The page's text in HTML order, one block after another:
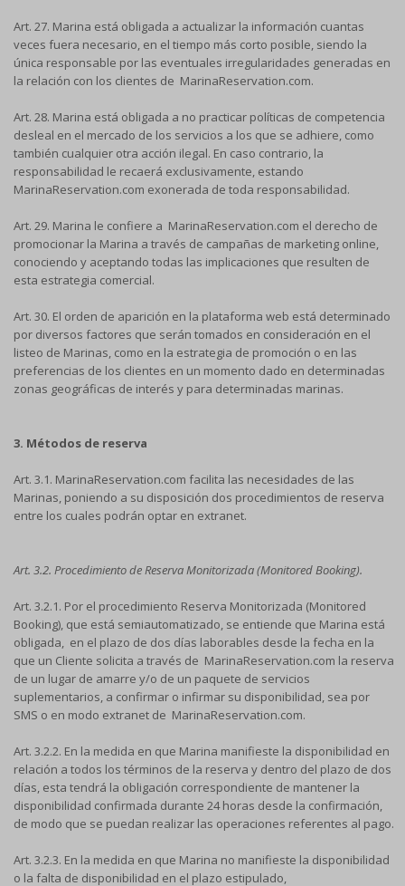
Art. 27. Marina está obligada a actualizar la información cuantas
veces fuera necesario, en el tiempo más corto posible, siendo la
única responsable por las eventuales irregularidades generadas en
la relación con los clientes de MarinaReservation.com.
Art. 28. Marina está obligada a no practicar políticas de competencia
desleal en el mercado de los servicios a los que se adhiere, como
también cualquier otra acción ilegal. En caso contrario, la
responsabilidad le recaerá exclusivamente, estando
MarinaReservation.com exonerada de toda responsabilidad.
Art. 29. Marina le confiere a MarinaReservation.com el derecho de
promocionar la Marina a través de campañas de marketing online,
conociendo y aceptando todas las implicaciones que resulten de
esta estrategia comercial.
Art. 30. El orden de aparición en la plataforma web está determinado
por diversos factores que serán tomados en consideración en el
listeo de Marinas, como en la estrategia de promoción o en las
preferencias de los clientes en un momento dado en determinadas
zonas geográficas de interés y para determinadas marinas.
3. Métodos de reserva
Art. 3.1. MarinaReservation.com facilita las necesidades de las
Marinas, poniendo a su disposición dos procedimientos de reserva
entre los cuales podrán optar en extranet.
Art. 3.2. Procedimiento de Reserva Monitorizada (Monitored Booking).
Art. 3.2.1. Por el procedimiento Reserva Monitorizada (Monitored
Booking), que está semiautomatizado, se entiende que Marina está
obligada, en el plazo de dos días laborables desde la fecha en la
que un Cliente solicita a través de MarinaReservation.com la reserva
de un lugar de amarre y/o de un paquete de servicios
suplementarios, a confirmar o infirmar su disponibilidad, sea por
SMS o en modo extranet de MarinaReservation.com.
Art. 3.2.2. En la medida en que Marina manifieste la disponibilidad en
relación a todos los términos de la reserva y dentro del plazo de dos
días, esta tendrá la obligación correspondiente de mantener la
disponibilidad confirmada durante 24 horas desde la confirmación,
de modo que se puedan realizar las operaciones referentes al pago.
Art. 3.2.3. En la medida en que Marina no manifieste la disponibilidad
o la falta de disponibilidad en el plazo estipulado,